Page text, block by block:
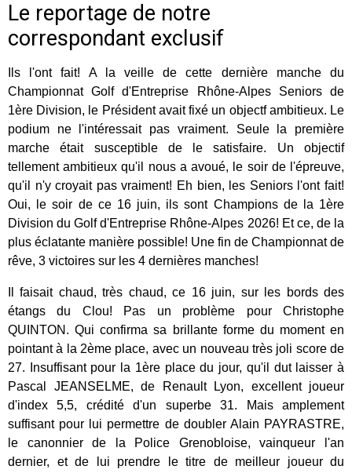
Le reportage de notre
correspondant exclusif
Ils l'ont fait! A la veille de cette dernière manche du
Championnat Golf d'Entreprise Rhône-Alpes Seniors de
1ère Division, le Président avait fixé un objectf ambitieux. Le
podium ne l'intéressait pas vraiment. Seule la première
marche était susceptible de le satisfaire. Un objectif
tellement ambitieux qu'il nous a avoué, le soir de l'épreuve,
qu'il n'y croyait pas vraiment! Eh bien, les Seniors l'ont fait!
Oui, le soir de ce 16 juin, ils sont Champions de la 1ère
Division du Golf d'Entreprise Rhône-Alpes 2026! Et ce, de la
plus éclatante manière possible! Une fin de Championnat de
rêve, 3 victoires sur les 4 dernières manches!
Il faisait chaud, très chaud, ce 16 juin, sur les bords des
étangs du Clou! Pas un problème pour Christophe
QUINTON. Qui confirma sa brillante forme du moment en
pointant à la 2ème place, avec un nouveau très joli score de
27. Insuffisant pour la 1ère place du jour, qu'il dut laisser à
Pascal JEANSELME, de Renault Lyon, excellent joueur
d'index 5,5, crédité d'un superbe 31. Mais amplement
suffisant pour lui permettre de doubler Alain PAYRASTRE,
le canonnier de la Police Grenobloise, vainqueur l'an
dernier, et de lui prendre le titre de meilleur joueur du